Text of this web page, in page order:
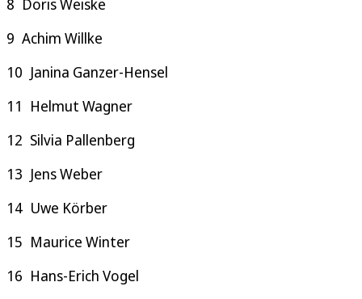
8 Doris Weiske
9 Achim Willke
10 Janina Ganzer-Hensel
11 Helmut Wagner
12 Silvia Pallenberg
13 Jens Weber
14 Uwe Körber
15 Maurice Winter
16 Hans-Erich Vogel